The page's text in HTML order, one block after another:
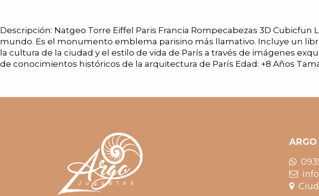
Descripción: Natgeo Torre Eiffel Paris Francia Rompecabezas 3D
mundo. Es el monumento emblema parisino más llamativo. Incluye un
la cultura de la ciudad y el estilo de vida de París a través de imágenes
de conocimientos históricos de la arquitectura de París Edad: +8 Años
ARGO